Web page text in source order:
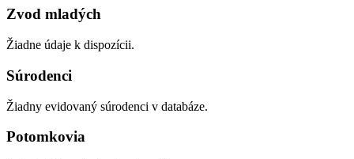
Zvod mladých
Žiadne údaje k dispozícii.
Súrodenci
Žiadny evidovaný súrodenci v databáze.
Potomkovia